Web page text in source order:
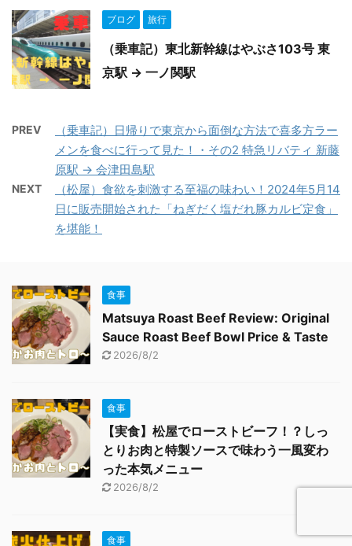
ブログ 旅行
（乗車記）東北新幹線はやぶさ103号 東
京駅 → 一ノ関駅
PREV
（乗車記）日帰りで東京から面倒な方法で喜多方ラー
メンを食べに行って見た！・その2 特急リバティ 新藤
原駅 → 会津田島駅
NEXT
（松屋）食欲を刺激する至福の味わい！2024年5月14
日に販売開始された「ねぎだく塩だれ豚カルビ定食」
を堪能！
食事
Matsuya Roast Beef Review: Original
Sauce Roast Beef Bowl Price & Taste
2026/8/2
食事
【実食】松屋でローストビーフ！？しっ
とりお肉と特製ソースで味わう一風変わ
った本気メニュー
2026/8/2
食事